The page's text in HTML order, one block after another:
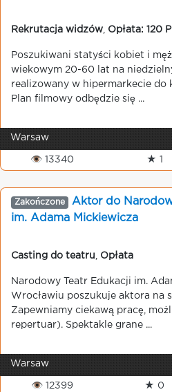
Rekrutacja widzów Opłata: 120
Poszukiwani statyści kobiet i
wiekowym 20-60 lat na
realizowany w hipermarkecie do
Plan filmowy odbędzie się ...
Warsaw
👁 13340 ★ 1
Zakończone
Aktor do
im. Adama Mickiewicza
Casting do teatru Opłata
Narodowy Teatr Edukacji im.
Wrocławiu poszukuje aktora na
Zapewniamy ciekawą pracę,
repertuar). Spektakle grane ...
Warsaw
👁 12399 ★ 0